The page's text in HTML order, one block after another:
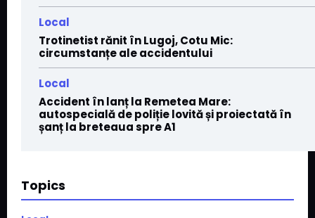
Local
Trotinetist rănit în Lugoj, Cotu Mic:
circumstanțe ale accidentului
Local
Accident în lanț la Remetea Mare:
autospecială de poliție lovită și proiectată în
șanț la breteaua spre A1
Topics